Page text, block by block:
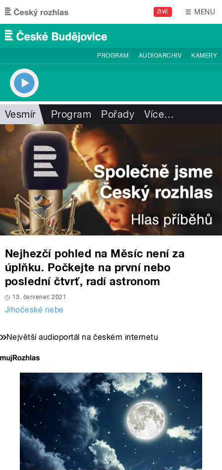
Přejít k hlavnímu obsahu
ŽIVĚ MENU
PROGRAM AUDIOARCHIV KAMERY
Vesmír Program Pořady Více…
Nejhezčí pohled na Měsíc není za
úplňku. Počkejte na první nebo
poslední čtvrť, radí astronom
13. červenec 2021
Jihočeské nebe
Největší audioportál na českém internetu